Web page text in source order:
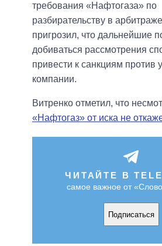
требования «Нафтогаза» по
разбирательству в
пригрозил, что дальнейшие
добиваться рассмотрения
привести к санкциям против
компании.
Витренко отметил, что
«Нафтогаз» от иска не
ЧИТАЙТЕ В
самое важное от
Подписаться